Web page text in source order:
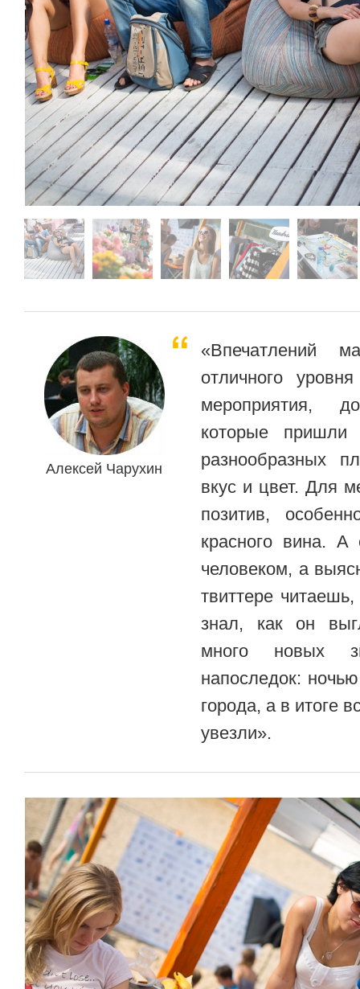
Алексей Чарухин
«Впечатлений
отличного
мероприятия,
которые
разнообразных
вкус и цвет. Для
позитив,
красного вина.
человеком, а
твиттере
знал, как он
много новых
напоследок:
города, а в итоге
увезли».